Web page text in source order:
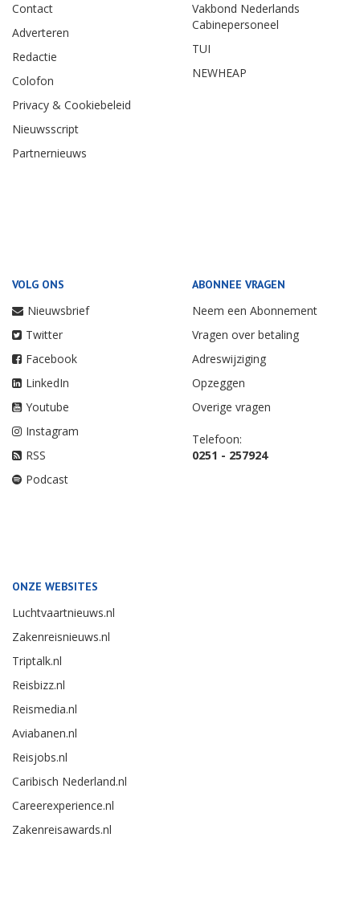
Contact
Adverteren
Redactie
Colofon
Privacy & Cookiebeleid
Nieuwsscript
Partnernieuws
Vakbond Nederlands
Cabinepersoneel
TUI
NEWHEAP
VOLG ONS
Nieuwsbrief
Twitter
Facebook
LinkedIn
Youtube
Instagram
RSS
Podcast
ABONNEE VRAGEN
Neem een Abonnement
Vragen over betaling
Adreswijziging
Opzeggen
Overige vragen
Telefoon:
0251 - 257924
ONZE WEBSITES
Luchtvaartnieuws.nl
Zakenreisnieuws.nl
Triptalk.nl
Reisbizz.nl
Reismedia.nl
Aviabanen.nl
Reisjobs.nl
Caribisch Nederland.nl
Careerexperience.nl
Zakenreisawards.nl